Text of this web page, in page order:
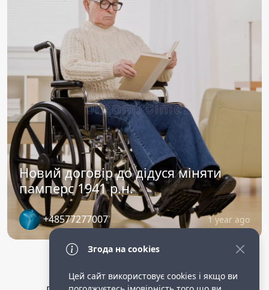
Новий договір до дідуся міняти
памперс 1941 р.н.
+48577277007 1 year ago
Згода на cookies
Цей сайт використовує cookies і якщо ви